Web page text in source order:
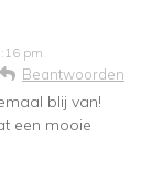
pm
Beantwoorden
blij van!
een mooie